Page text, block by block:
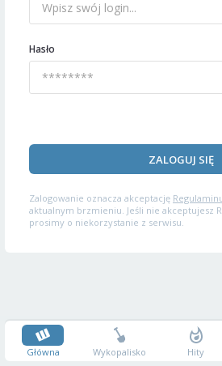
Hasło
ZALOGUJ SIĘ
Zalogowanie oznacza akceptację
aktualnym brzmieniu. Jeśli nie akceptujesz
prosimy o niekorzystanie z serwisu.
Główna Wykopalisko Hity